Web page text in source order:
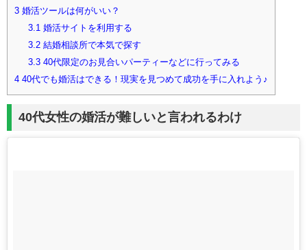
3 婚活ツールは何がいい？
3.1婚活サイトを利用する
3.2結婚相談所で本気で探す
3.340代限定のお見合いパーティーなどに行ってみる
4 40代でも婚活はできる！現実を見つめて成功を手に入れよう♪
40代女性の婚活が難しいと言われるわけ